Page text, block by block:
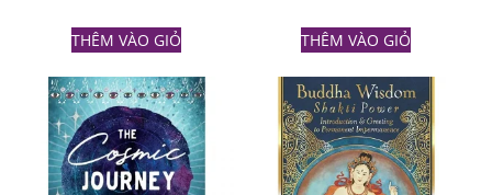
THÊM VÀO GIỎ THÊM VÀO GIỎ